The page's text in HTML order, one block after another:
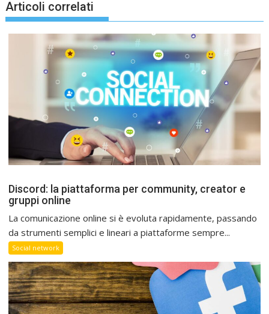
Articoli correlati
Discord: la piattaforma per community, creator e
gruppi online
La comunicazione online si è evoluta rapidamente, passando
da strumenti semplici e lineari a piattaforme sempre...
Social network